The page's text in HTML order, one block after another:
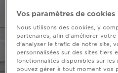
Vos paramètres de cookies
Nous utilisons des cookies, y
partenaires, afin d’améliorer
d’analyser le trafic de notre site,
personnalisées sur des sites tiers
fonctionnalités disponibles sur les
pouvez gérer à tout moment vos